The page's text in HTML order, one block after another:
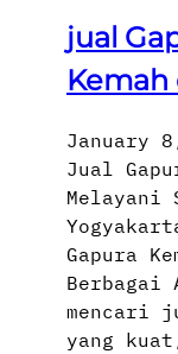
jual
Kemah
January
Jual
Melayani
Gapura
Berbagai
mencari
yang